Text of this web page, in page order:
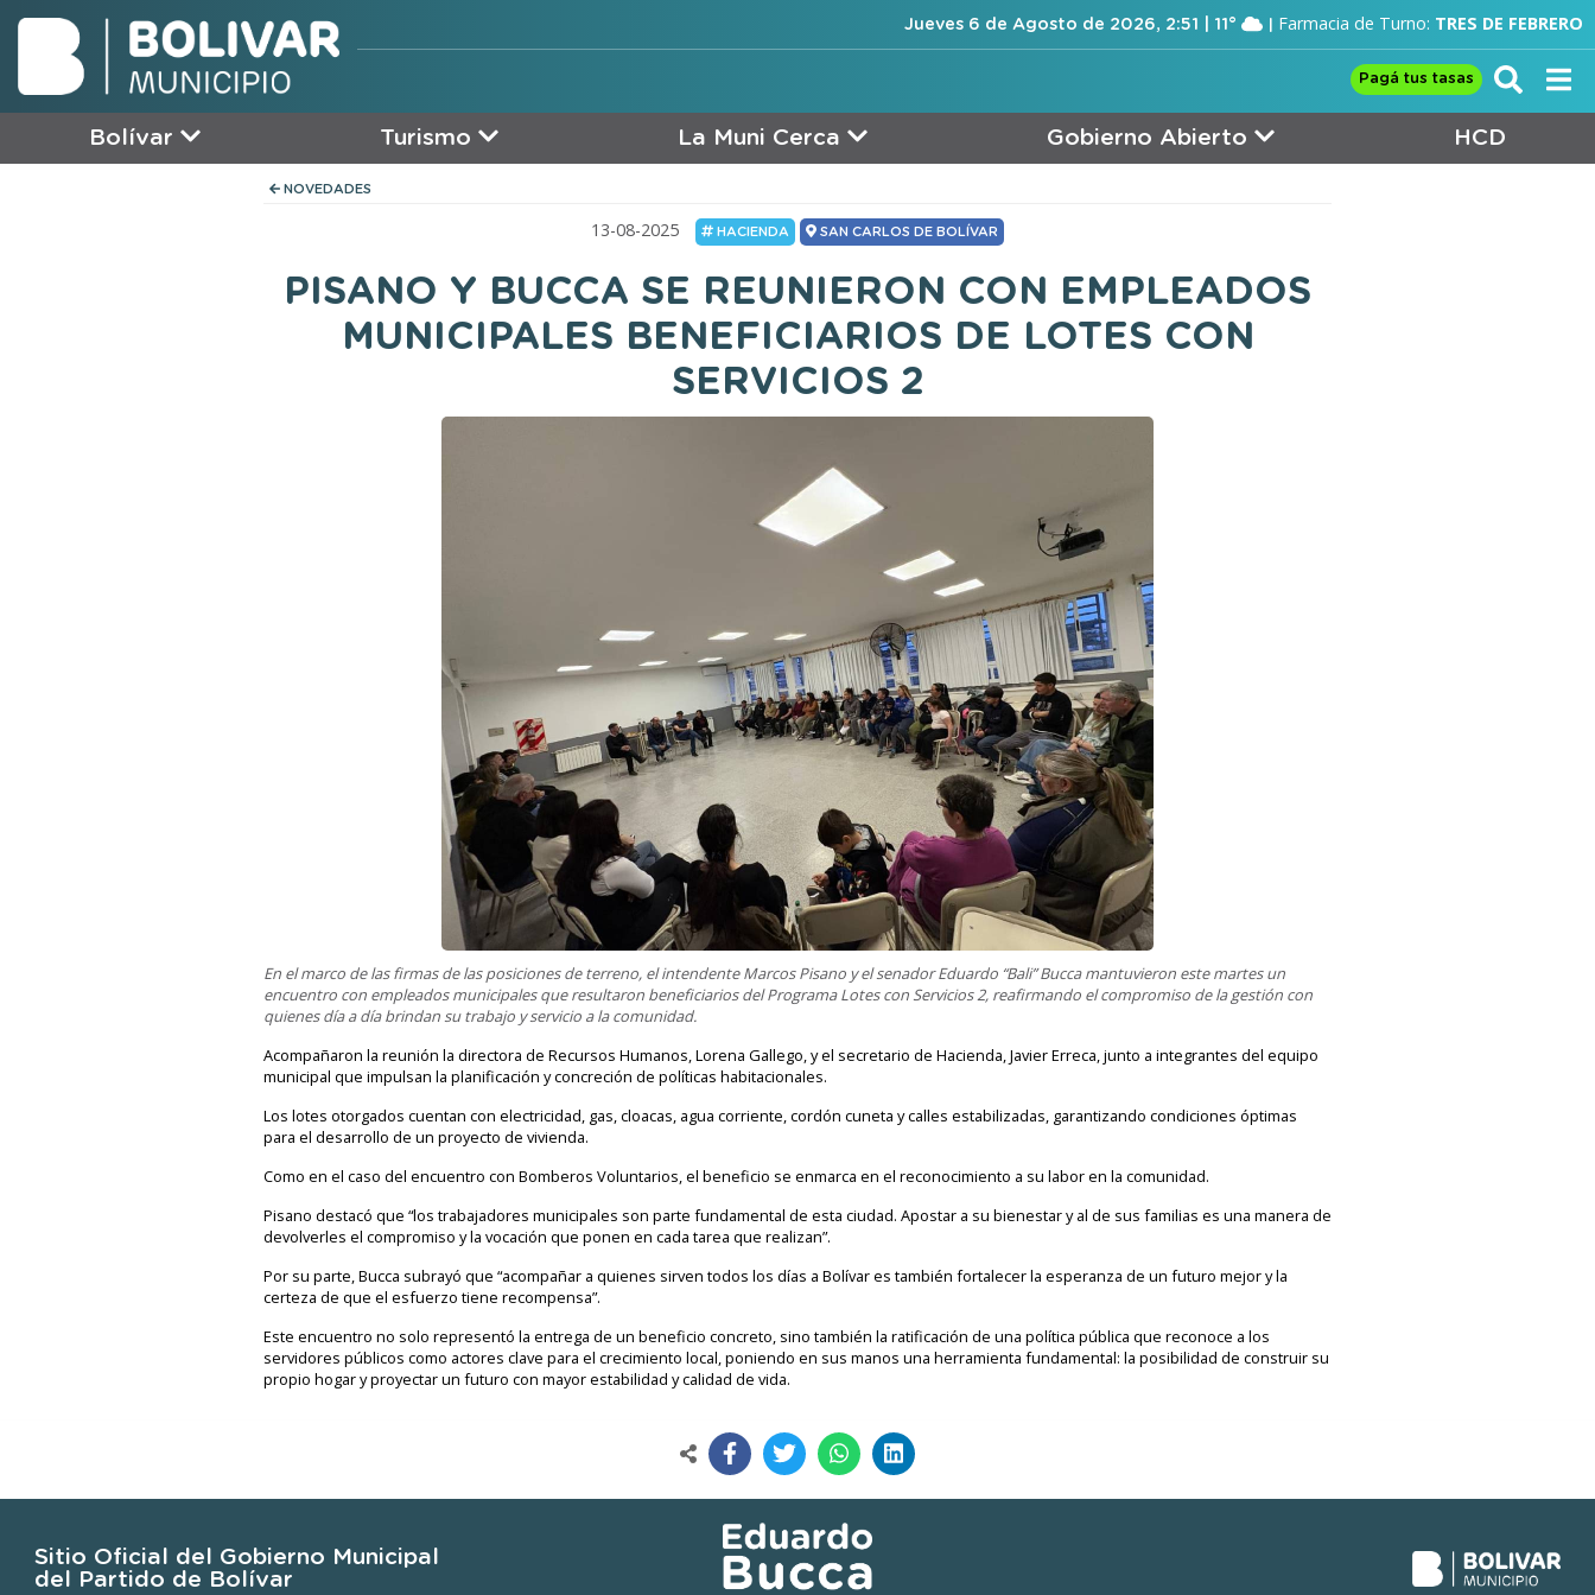
Pagá tus tasas
Jueves 6 de Agosto de 2026, 2:51 | 11° Farmacia de Turno: TRES DE FEBRERO
Bolívar Turismo La Muni Cerca Gobierno Abierto HCD
NOVEDADES
13-08-2025 HACIENDA SAN CARLOS DE BOLÍVAR
PISANO Y BUCCA SE REUNIERON CON EMPLEADOS
MUNICIPALES BENEFICIARIOS DE LOTES CON
SERVICIOS 2
En el marco de las firmas de las posiciones de terreno, el intendente Marcos Pisano y el senador Eduardo “Bali” Bucca mantuvieron este martes un
encuentro con empleados municipales que resultaron beneficiarios del Programa Lotes con Servicios 2, reafirmando el compromiso de la gestión con
quienes día a día brindan su trabajo y servicio a la comunidad.
Acompañaron la reunión la directora de Recursos Humanos, Lorena Gallego, y el secretario de Hacienda, Javier Erreca, junto a integrantes del equipo
municipal que impulsan la planificación y concreción de políticas habitacionales.
Los lotes otorgados cuentan con electricidad, gas, cloacas, agua corriente, cordón cuneta y calles estabilizadas, garantizando condiciones óptimas
para el desarrollo de un proyecto de vivienda.
Como en el caso del encuentro con Bomberos Voluntarios, el beneficio se enmarca en el reconocimiento a su labor en la comunidad.
Pisano destacó que “los trabajadores municipales son parte fundamental de esta ciudad. Apostar a su bienestar y al de sus familias es una manera de
devolverles el compromiso y la vocación que ponen en cada tarea que realizan”.
Por su parte, Bucca subrayó que “acompañar a quienes sirven todos los días a Bolívar es también fortalecer la esperanza de un futuro mejor y la
certeza de que el esfuerzo tiene recompensa”.
Este encuentro no solo representó la entrega de un beneficio concreto, sino también la ratificación de una política pública que reconoce a los
servidores públicos como actores clave para el crecimiento local, poniendo en sus manos una herramienta fundamental: la posibilidad de construir su
propio hogar y proyectar un futuro con mayor estabilidad y calidad de vida.
Sitio Oficial del Gobierno Municipal
del Partido de Bolívar